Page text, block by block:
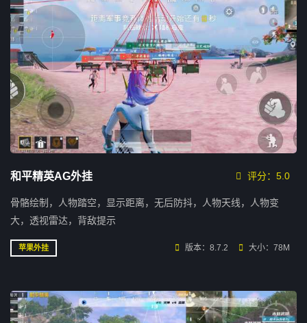
和平精英AG外挂 评分：5.0
骨骼绘制，人物踏空，显示距离，无后防抖，人物天线，人物变
大，透视雷达，背敌提示
苹果外挂 版本：8.7.2 大小：78M